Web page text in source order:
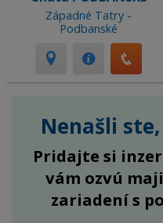
Západné Tatry -
Podbanské
Nenašli
Pridajte si
vám ozvú
zariadení s